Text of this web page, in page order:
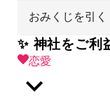
おみくじを引く
✨ 神社をご利
恋愛